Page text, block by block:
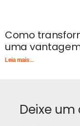
Como
uma
Leia mais...
Deixe